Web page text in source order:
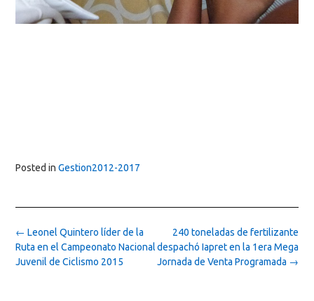
Posted in Gestion2012-2017
Post
navigation
240 toneladas de fertilizante
despachó Iapret en la 1era Mega
Jornada de Venta Programada →
← Leonel Quintero líder de la
Ruta en el Campeonato Nacional
Juvenil de Ciclismo 2015